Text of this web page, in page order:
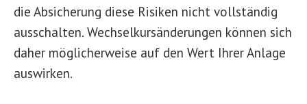
die Absicherung diese Risiken nicht vollständig
ausschalten. Wechselkursänderungen können sich
daher möglicherweise auf den Wert Ihrer Anlage
auswirken.